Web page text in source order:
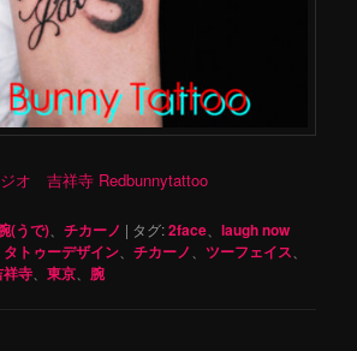
オ 吉祥寺 Redbunnytattoo
(うで) 、チカーノ | タグ:2face 、laugh now
タトゥーデザイン 、チカーノ 、ツーフェイス
祥寺 、東京 腕